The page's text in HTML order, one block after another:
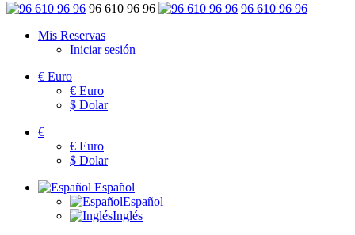
96 610 96 96
96 610 96 96
Mis Reservas
Iniciar sesión
€ Euro
€ Euro
$ Dolar
€
€ Euro
$ Dolar
Español
Español
Inglés